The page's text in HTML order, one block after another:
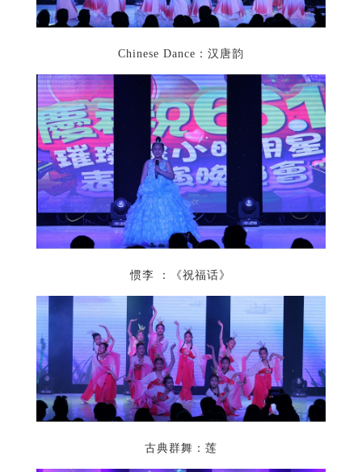
Chinese Dance：汉唐韵
惯李 ：《祝福话》
古典群舞：莲